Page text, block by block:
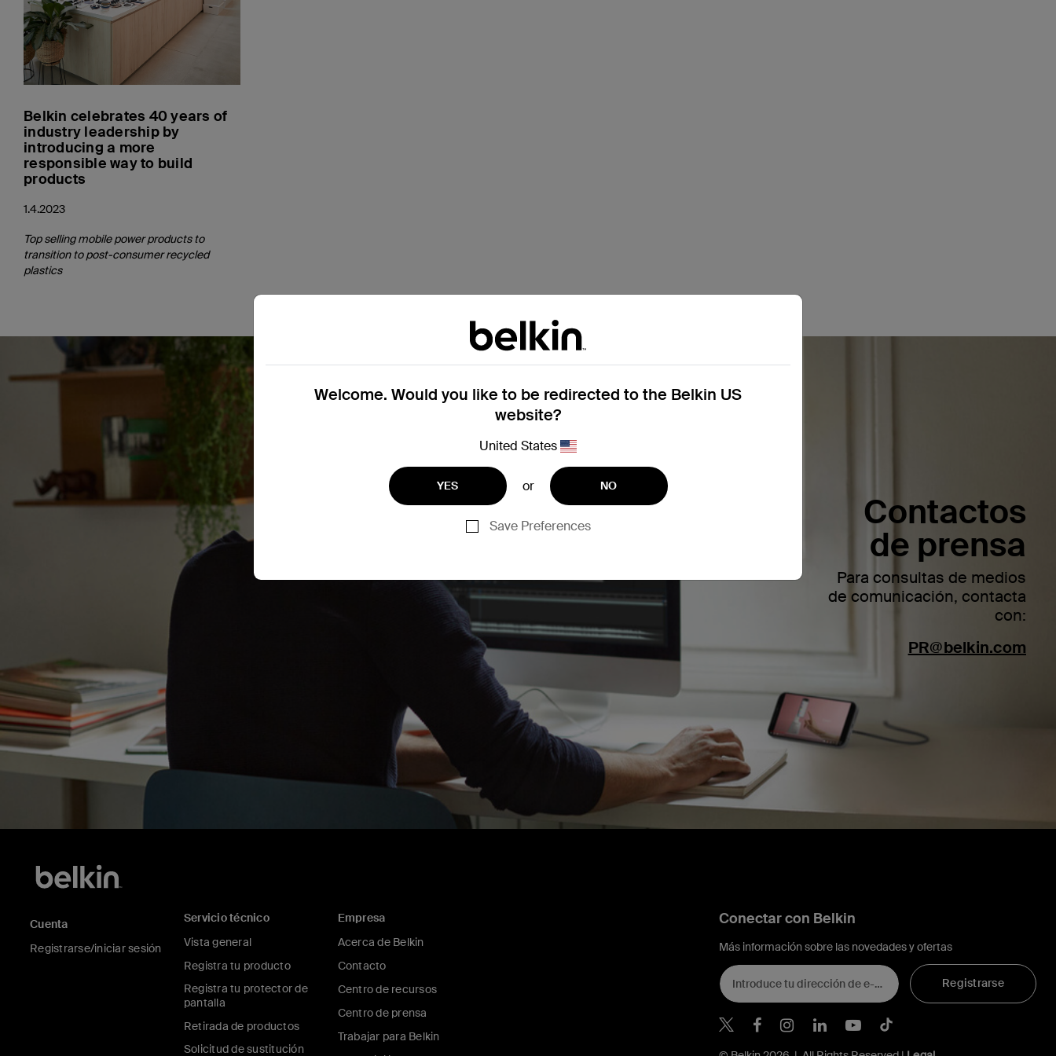
Belkin celebrates 40 years of
industry leadership by
introducing a more
responsible way to build
products
1.4.2023
Top selling mobile power products to
transition to post-consumer recycled
plastics
Contactos
de prensa
Para consultas de medios
de comunicación, contacta
con:
PR@belkin.com
Welcome. Would you like to be redirected to the Belkin US
website?
United States
YES or NO
Save Preferences
Cuenta
Registrarse/iniciar sesión
Servicio técnico
Vista general
Registra tu producto
Registra tu protector de
pantalla
Retirada de productos
Solicitud de sustitución
Empresa
Acerca de Belkin
Contacto
Centro de recursos
Centro de prensa
Trabajar para Belkin
Conectar con Belkin
Más información sobre las novedades y ofertas
Registrarse
Belkin Twitter